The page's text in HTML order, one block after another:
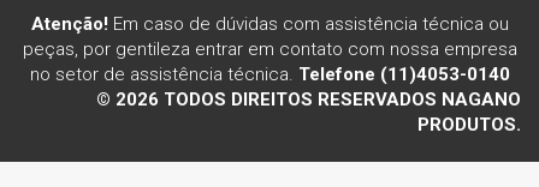
Atenção! Em caso de dúvidas com assistência técnica ou
peças, por gentileza entrar em contato com nossa empresa
no setor de assistência técnica. Telefone (11)4053-0140
© 2026 TODOS DIREITOS RESERVADOS NAGANO
PRODUTOS.